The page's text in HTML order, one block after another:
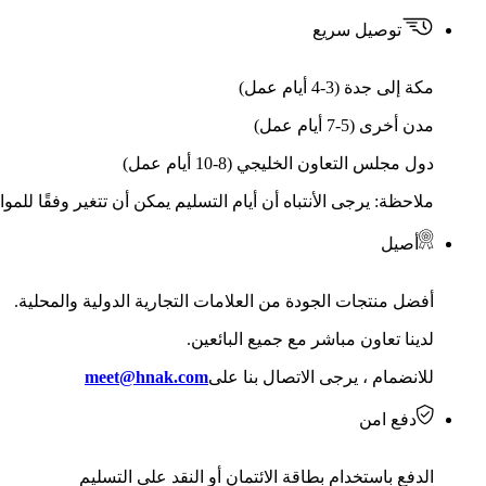
توصيل سريع
مكة إلى جدة (3-4 أيام عمل)
مدن أخرى (5-7 أيام عمل)
دول مجلس التعاون الخليجي (8-10 أيام عمل)
ملاحظة: يرجى الأنتباه أن أيام التسليم يمكن أن تتغير وفقًا
أصيل
أفضل منتجات الجودة من العلامات التجارية الدولية والمحلية.
لدينا تعاون مباشر مع جميع البائعين.
للانضمام ، يرجى الاتصال بنا علىmeet@hnak.com
دفع امن
الدفع باستخدام بطاقة الائتمان أو النقد على التسليم